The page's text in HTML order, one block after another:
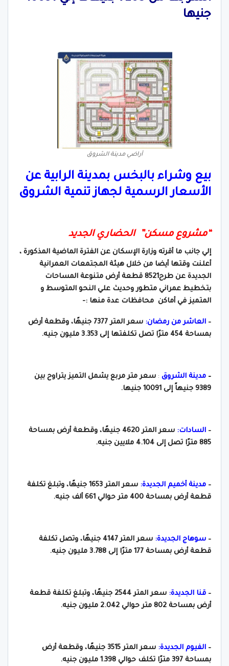
جنيها
أراضي مدينة الشروق
بيع وشراء بالبخس بمدينة الرابية عن
الأسعار الرسمية لجهاز تنمية الشروق
“مشروع مسكن” الحضاري الجديد
إلي جانب ما أقرته وزارة الإسكان عن الفترة الماضية المذكورة ،
أعلنت وقتها أيضا من خلال هيئة المجتمعات العمرانية
الجديدة عن طرح8521 قطعة أرض متنوعة المساحات
بتخطيط عمراني متطور وحديث علي النحو المتوسط و
المتميز في أماكن محافظات عدة منها :-
– العاشر من رمضان:
سعر المتر 7377 جنيهًا، وقطعة أرض
بمساحة 454 مترًا تصل تكلفتها إلى 3.353 مليون جنيه.
– مدينة الشروق : سعر متر مربع يشمل التميز يتراوح بين
9389 جنيهاً إلى 10091 جنيها.
– السادات:
سعر المتر 4620 جنيهًا، وقطعة أرض بمساحة
885 مترًا تصل إلى 4.104 ملايين جنيه.
– مدينة أخميم الجديدة:
سعر المتر 1653 جنيهًا، وتبلغ تكلفة
قطعة أرض بمساحة 400 متر حوالي 661 ألف جنيه.
– سوهاج الجديدة:
سعر المتر 4147 جنيهًا، وتصل تكلفة
قطعة أرض بمساحة 177 مترًا إلى 3.788 مليون جنيه.
– قنا الجديدة:
سعر المتر 2544 جنيهًا، وتبلغ تكلفة قطعة
أرض بمساحة 802 متر حوالي 2.042 مليون جنيه.
– الفيوم الجديدة:
سعر المتر 3515 جنيهًا، وقطعة أرض
بمساحة 397 مترًا تكلف حوالي 1.398 مليون جنيه.